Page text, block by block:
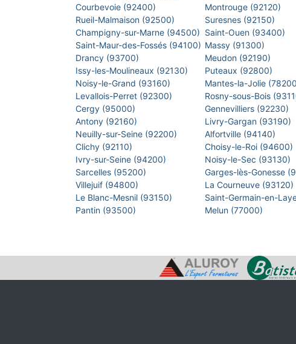
Courbevoie (92400)
Rueil-Malmaison (92500)
Champigny-sur-Marne (94500)
Saint-Maur-des-Fossés (94100)
Drancy (93700)
Issy-les-Moulineaux (92130)
Noisy-le-Grand (93160)
Levallois-Perret (92300)
Cergy (95000)
Antony (92160)
Neuilly-sur-Seine (92200)
Clichy (92110)
Ivry-sur-Seine (94200)
Sarcelles (95200)
Villejuif (94800)
Le Blanc-Mesnil (93150)
Pantin (93500)
Montrouge (92120)
Suresnes (92150)
Saint-Ouen (93400)
Massy (91300)
Meudon (92190)
Puteaux (92800)
Mantes-la-Jolie
Rosny-sous-Bois
Gennevilliers (92230)
Livry-Gargan (93190)
Alfortville (94140)
Choisy-le-Roi (94600)
Noisy-le-Sec (93130)
Garges-lès-Gonesse
La Courneuve (93120)
Saint-Germain-en-
Melun (77000)